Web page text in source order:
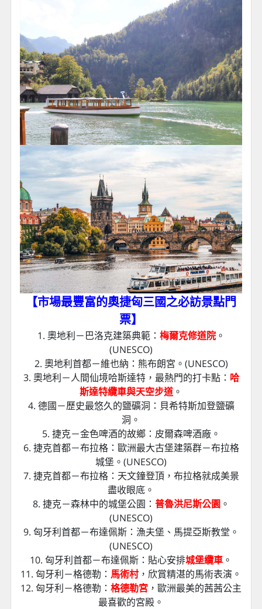
【市場最豐富的奧捷匈三國之必訪景點門
票】
1. 奧地利－巴洛克建築典範： 梅爾克修道院。
(UNESCO)
2. 奧地利首都－維也納：熊布朗宮。(UNESCO)
3. 奧地利－人間仙境哈斯達特，最熱門的打卡點： 哈
斯達特纜車與天空步道 。
4. 德國－歷史最悠久的鹽礦洞：貝希特斯加登鹽礦
洞。
5. 捷克－金色啤酒的故鄉：皮爾森啤酒廠。
6. 捷克首都－布拉格：歐洲最大古堡建築群－布拉格
城堡。(UNESCO)
7. 捷克首都－布拉格：天文鐘登頂，布拉格就成美景
盡收眼底。
8. 捷克－森林中的城堡公園： 普魯洪尼斯公園。
(UNESCO)
9. 匈牙利首都－布達佩斯：漁夫堡、馬提亞斯教堂。
(UNESCO)
10. 匈牙利首都－布達佩斯：貼心安排城堡纜車 。
11. 匈牙利－格德勒： 馬術村，欣賞精湛的馬術表演。
12. 匈牙利－格德勒： 格德勒宮 ，歐洲最美的茜茜公主
最喜歡的宮殿。